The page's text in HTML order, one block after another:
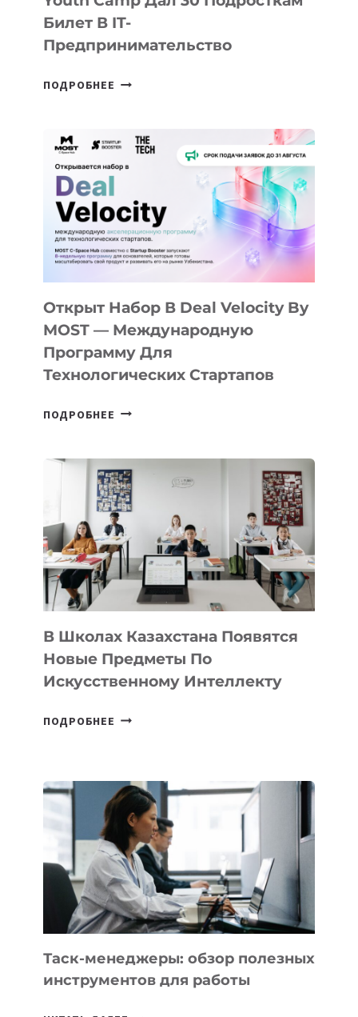
Билет В IT-
Предпринимательство
ПОДРОБНЕЕ ОТ
АЛМАТЫ:
AI
YOUTH
CAMP
ДАЛ
30
ПОДРОСТКАМ
БИЛЕТ
ПРЕДПРИНИМАТЕЛЬСТВО
Открыт Набор В Deal Velocity By
MOST — Международную
Программу Для
Технологических Стартапов
ПОДРОБНЕЕ ОТКРЫТ
DEAL
VELOCITY
BY
MOST
—
МЕЖДУНАРОДНУЮ
ПРОГРАММУ
ДЛЯ
ТЕХНОЛОГИЧЕСКИХ
В Школах Казахстана Появятся
Новые Предметы По
Искусственному Интеллекту
ПОДРОБНЕЕ В
НОВЫЕ
ПРЕДМЕТЫ
ПО
ИСКУССТВЕННОМУ
ИНТЕЛЛЕКТУ
Таск-менеджеры: обзор полезных
инструментов для работы